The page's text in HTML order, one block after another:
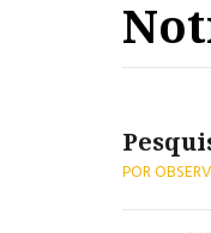
POR